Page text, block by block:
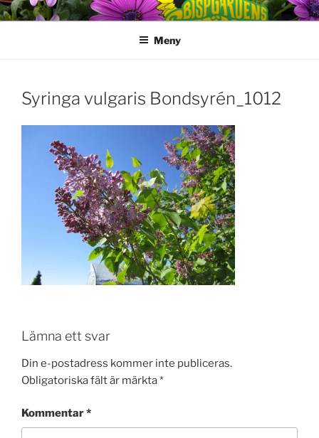
Hoppa
till
Meny
Syringa vulgaris Bondsyrén_1012
Lämna ett svar
Din e-postadress kommer inte publiceras.
Obligatoriska fält är märkta*
Kommentar*